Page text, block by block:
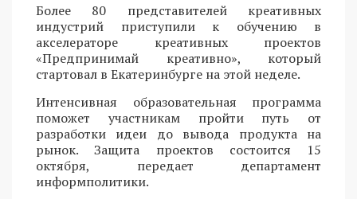
Более 80 представителей креативных
индустрий приступили к обучению в
акселераторе креативных проектов
«Предпринимай креативно», который
стартовал в Екатеринбурге на этой неделе.
Интенсивная образовательная программа
поможет участникам пройти путь от
разработки идеи до вывода продукта на
рынок. Защита проектов состоится 15
октября, передает департамент
информполитики.